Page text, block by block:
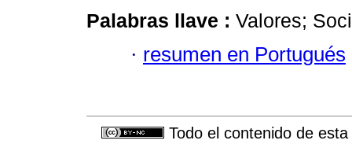
Palabras llave : Valores;
· resumen en Portugués
Todo el contenido de